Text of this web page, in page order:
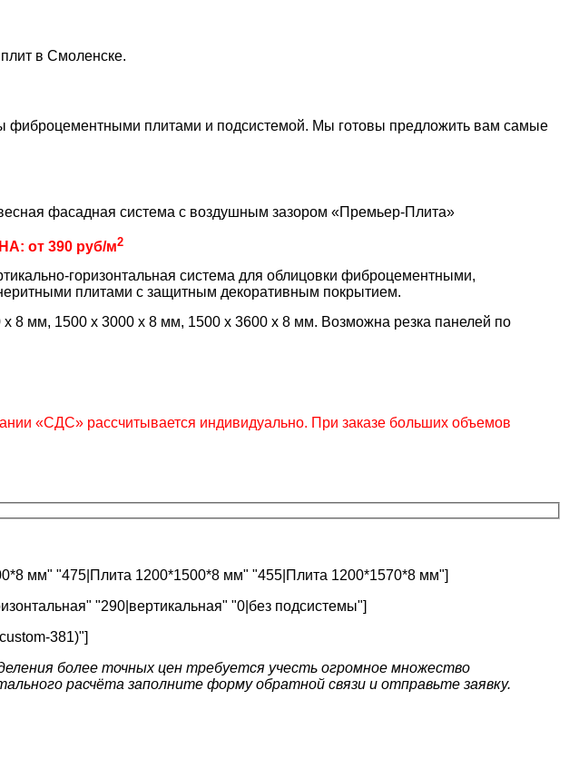
в Смоленске.
фиброцементными плитами и подсистемой. Мы готовы предложить вам самые
фасадная система с воздушным зазором «Премьер-Плита»
от 390 руб/м2
горизонтальная система для облицовки фиброцементными,
плитами с защитным декоративным покрытием.
8 мм, 1500 x 3000 x 8 мм, 1500 x 3600 x 8 мм. Возможна резка панелей по
«СДС» рассчитывается индивидуально. При заказе больших объемов
мм" "475|Плита 1200*1500*8 мм" "455|Плита 1200*1570*8 мм"]
"290|вертикальная" "0|без подсистемы"]
381)"]
более точных цен требуется учесть огромное множество
расчёта заполните форму обратной связи и отправьте заявку.